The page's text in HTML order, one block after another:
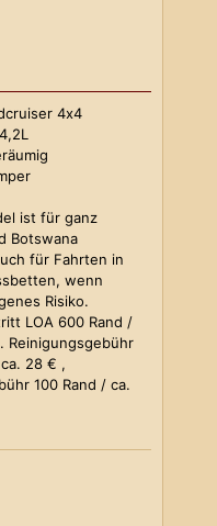
4x4
ist für ganz
Botswana
für Fahrten in
wenn
Risiko.
LOA 600 Rand /
Reinigungsgebühr
28 € ,
100 Rand / ca.